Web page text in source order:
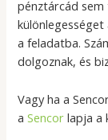
pénztárcád sem
különlegességet
a feladatba.
dolgoznak, és
Vagy ha a
aSencor lapja a